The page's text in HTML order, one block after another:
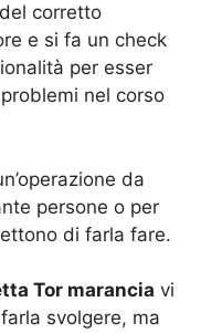
corretto
e si fa un check
per esser
nel corso
da
persone o per
di farla fare.
Tor marancia vi
svolgere, ma